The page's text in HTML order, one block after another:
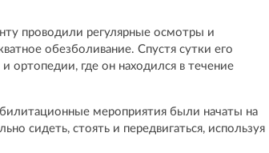
проводили регулярные осмотры и
обезболивание. Спустя сутки его
ортопедии, где он находился в течение
мероприятия были начаты на
сидеть, стоять и передвигаться, используя